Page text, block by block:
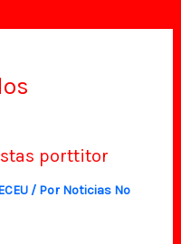
porttitor
/ Por Noticias No